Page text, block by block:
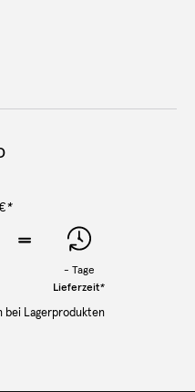
*
- Tage
Lieferzeit*
bei Lagerprodukten